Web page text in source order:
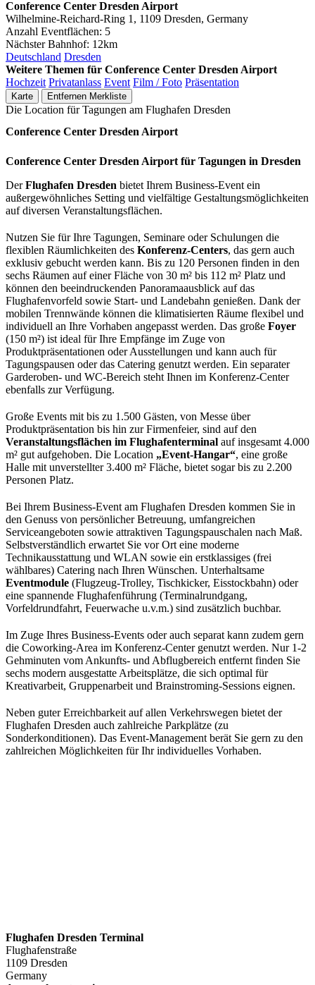
Conference Center Dresden Airport
Wilhelmine-Reichard-Ring 1, 1109 Dresden, Germany
Anzahl Eventflächen: 5
Nächster Bahnhof: 12km
Deutschland Dresden
Weitere Themen für Conference Center Dresden Airport
Hochzeit Privatanlass Event Film / Foto Präsentation
Karte Entfernen Merkliste
Die Location für Tagungen am Flughafen Dresden
Conference Center Dresden Airport
Conference Center Dresden Airport für Tagungen in Dresden
DerFlughafen Dresden bietet Ihrem Business-Event ein
außergewöhnliches Setting und vielfältige Gestaltungsmöglichkeiten
auf diversen Veranstaltungsflächen.
Nutzen Sie für Ihre Tagungen, Seminare oder Schulungen die
flexiblen Räumlichkeiten des Konferenz-Centers, das gern auch
exklusiv gebucht werden kann. Bis zu 120 Personen finden in den
sechs Räumen auf einer Fläche von 30 m² bis 112 m² Platz und
können den beeindruckenden Panoramaausblick auf das
Flughafenvorfeld sowie Start- und Landebahn genießen. Dank der
mobilen Trennwände können die klimatisierten Räume flexibel und
individuell an Ihre Vorhaben angepasst werden. Das große Foyer
(150 m²) ist ideal für Ihre Empfänge im Zuge von
Produktpräsentationen oder Ausstellungen und kann auch für
Tagungspausen oder das Catering genutzt werden. Ein separater
Garderoben- und WC-Bereich steht Ihnen im Konferenz-Center
ebenfalls zur Verfügung.
Große Events mit bis zu 1.500 Gästen, von Messe über
Produktpräsentation bis hin zur Firmenfeier, sind auf den
Veranstaltungsflächen im Flughafenterminal auf insgesamt 4.000
m² gut aufgehoben. Die Location „Event-Hangar“, eine große
Halle mit unverstellter 3.400 m² Fläche, bietet sogar bis zu 2.200
Personen Platz.
Bei Ihrem Business-Event am Flughafen Dresden kommen Sie in
den Genuss von persönlicher Betreuung, umfangreichen
Serviceangeboten sowie attraktiven Tagungspauschalen nach Maß.
Selbstverständlich erwartet Sie vor Ort eine moderne
Technikausstattung und WLAN sowie ein erstklassiges (frei
wählbares) Catering nach Ihren Wünschen. Unterhaltsame
Eventmodule (Flugzeug-Trolley, Tischkicker, Eisstockbahn) oder
eine spannende Flughafenführung (Terminalrundgang,
Vorfeldrundfahrt, Feuerwache u.v.m.) sind zusätzlich buchbar.
Im Zuge Ihres Business-Events oder auch separat kann zudem gern
die Coworking-Area im Konferenz-Center genutzt werden. Nur 1-2
Gehminuten vom Ankunfts- und Abflugbereich entfernt finden Sie
sechs modern ausgestatte Arbeitsplätze, die sich optimal für
Kreativarbeit, Gruppenarbeit und Brainstroming-Sessions eignen.
Neben guter Erreichbarkeit auf allen Verkehrswegen bietet der
Flughafen Dresden auch zahlreiche Parkplätze (zu
Sonderkonditionen). Das Event-Management berät Sie gern zu den
zahlreichen Möglichkeiten für Ihr individuelles Vorhaben.
Flughafen Dresden Terminal
Flughafenstraße
1109 Dresden
Germany